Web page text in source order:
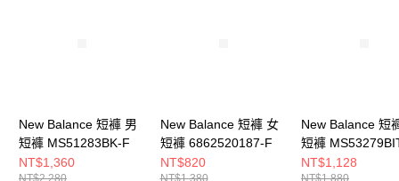
New Balance 短褲 男
短褲 MS51283BK-F
NT$1,360
NT$2,280
New Balance 短褲 女
短褲 6862520187-F
NT$820
NT$1,380
New Balance 短
短褲
NT$1,128
NT$1,880